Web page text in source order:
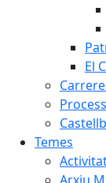
El
Temes